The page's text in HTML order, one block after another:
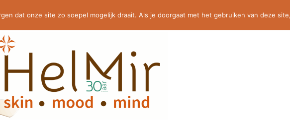
dat onze site zo soepel mogelijk draait. Als je doorgaat met het gebruiken van deze